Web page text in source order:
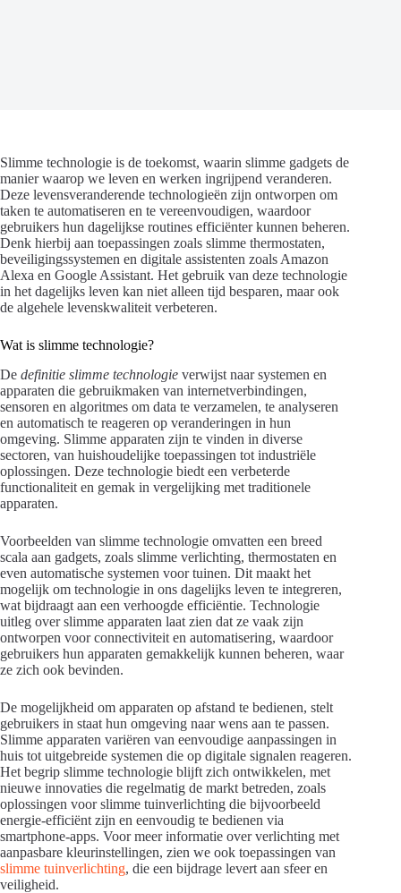
Slimme technologie is de toekomst, waarin slimme gadgets de
manier waarop we leven en werken ingrijpend veranderen.
Deze levensveranderende technologieën zijn ontworpen om
taken te automatiseren en te vereenvoudigen, waardoor
gebruikers hun dagelijkse routines efficiënter kunnen beheren.
Denk hierbij aan toepassingen zoals slimme thermostaten,
beveiligingssystemen en digitale assistenten zoals Amazon
Alexa en Google Assistant. Het gebruik van deze technologie
in het dagelijks leven kan niet alleen tijd besparen, maar ook
de algehele levenskwaliteit verbeteren.
Wat is slimme technologie?
De definitie slimme technologie verwijst naar systemen en
apparaten die gebruikmaken van internetverbindingen,
sensoren en algoritmes om data te verzamelen, te analyseren
en automatisch te reageren op veranderingen in hun
omgeving. Slimme apparaten zijn te vinden in diverse
sectoren, van huishoudelijke toepassingen tot industriële
oplossingen. Deze technologie biedt een verbeterde
functionaliteit en gemak in vergelijking met traditionele
apparaten.
Voorbeelden van slimme technologie omvatten een breed
scala aan gadgets, zoals slimme verlichting, thermostaten en
even automatische systemen voor tuinen. Dit maakt het
mogelijk om technologie in ons dagelijks leven te integreren,
wat bijdraagt aan een verhoogde efficiëntie. Technologie
uitleg over slimme apparaten laat zien dat ze vaak zijn
ontworpen voor connectiviteit en automatisering, waardoor
gebruikers hun apparaten gemakkelijk kunnen beheren, waar
ze zich ook bevinden.
De mogelijkheid om apparaten op afstand te bedienen, stelt
gebruikers in staat hun omgeving naar wens aan te passen.
Slimme apparaten variëren van eenvoudige aanpassingen in
huis tot uitgebreide systemen die op digitale signalen reageren.
Het begrip slimme technologie blijft zich ontwikkelen, met
nieuwe innovaties die regelmatig de markt betreden, zoals
oplossingen voor slimme tuinverlichting die bijvoorbeeld
energie-efficiënt zijn en eenvoudig te bedienen via
smartphone-apps. Voor meer informatie over verlichting met
aanpasbare kleurinstellingen, zien we ook toepassingen van
slimme tuinverlichting, die een bijdrage levert aan sfeer en
veiligheid.